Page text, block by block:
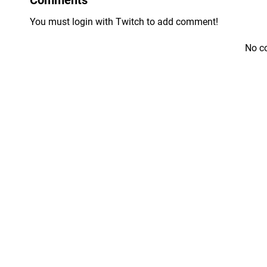
You must login with Twitch to add comment!
No